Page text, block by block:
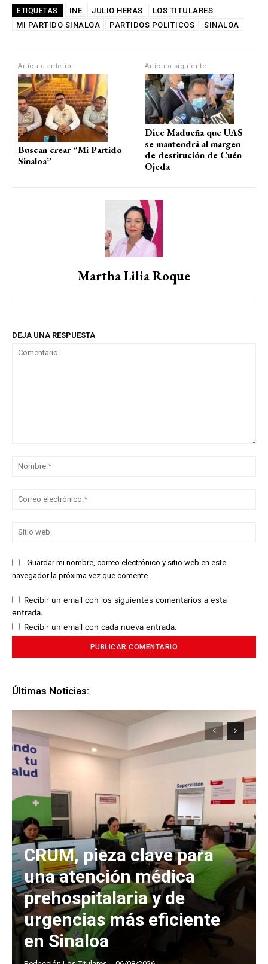
at
s
p
p
ce
b
o
k
e
gr
m
ail m
p
tir
ETIQUETAS INE JULIO HERAS
LOS TITULARES
MI PARTIDO SINALOA
PARTIDOS POLITICOS SINALOA
Artículo anterior
Buscan crear “Mi Partido
Sinaloa”
Artículo siguiente
Dice Madueña que UAS
se mantendrá al margen
de destitución de Cuén
Ojeda
Martha Lilia Roque
DEJA UNA RESPUESTA
Guardar mi nombre, correo electrónico y sitio web en este
navegador la próxima vez que comente.
Recibir un email con los siguientes comentarios a esta
entrada.
Recibir un email con cada nueva entrada.
Últimas Noticias:
CRUM, pieza clave para
una atención médica
prehospitalaria y de
urgencias más eficiente
en Sinaloa